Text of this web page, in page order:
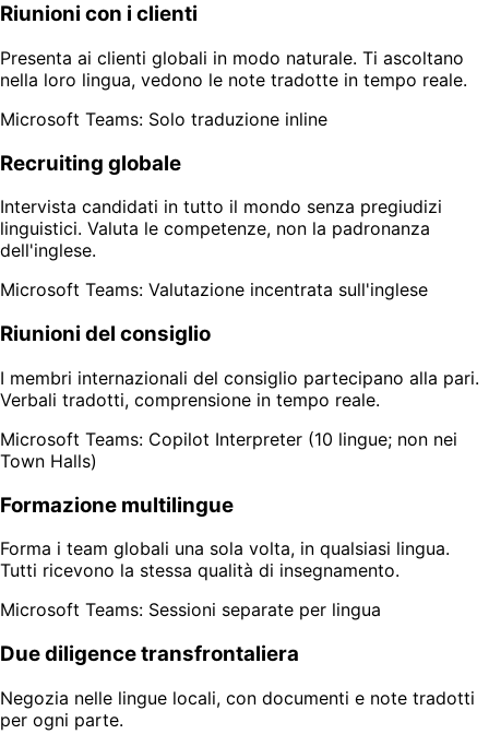
Riunioni con i clienti
Presenta ai clienti globali in modo naturale. Ti ascoltano
nella loro lingua, vedono le note tradotte in tempo reale.
Microsoft Teams: Solo traduzione inline
Recruiting globale
Intervista candidati in tutto il mondo senza pregiudizi
linguistici. Valuta le competenze, non la padronanza
dell'inglese.
Microsoft Teams: Valutazione incentrata sull'inglese
Riunioni del consiglio
I membri internazionali del consiglio partecipano alla pari.
Verbali tradotti, comprensione in tempo reale.
Microsoft Teams: Copilot Interpreter (10 lingue; non nei
Town Halls)
Formazione multilingue
Forma i team globali una sola volta, in qualsiasi lingua.
Tutti ricevono la stessa qualità di insegnamento.
Microsoft Teams: Sessioni separate per lingua
Due diligence transfrontaliera
Negozia nelle lingue locali, con documenti e note tradotti
per ogni parte.